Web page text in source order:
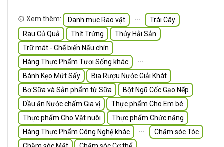
۞ Xem thêm: Danh mục Rao vặt ∙∙∙
Trái Cây
Rau Củ Quả
Thịt Trứng
Thủy Hải Sản
Trữ mát - Chế biến Nấu chín
Hàng Thực Phẩm Tươi Sống khác
∙∙∙
Bánh Kẹo Mứt Sấy
Bia Rượu Nước Giải Khát
Bơ Sữa và Sản phẩm từ Sữa
Bột Ngũ Cốc Gạo Nếp
Dầu ăn Nước chấm Gia vị
Thực phẩm Cho Em bé
Thực phẩm Cho Vật nuôi
Thực phẩm Chức năng
Hàng Thực Phẩm Công Nghệ khác
∙∙∙
Chăm sóc Tóc